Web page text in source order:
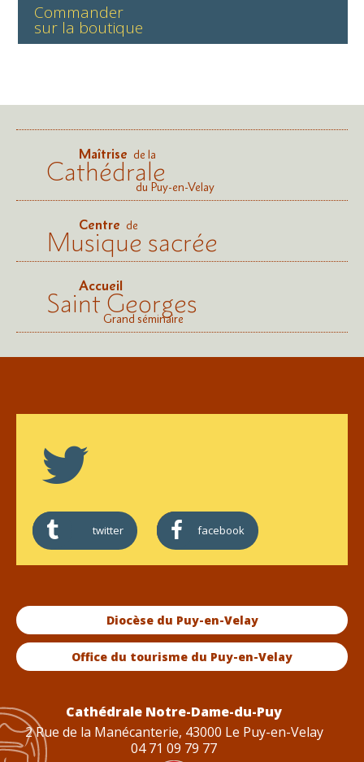
Commander
sur la boutique
Maîtrise de la
Cathédraledu Puy-en-Velay
Centre de
Musique sacrée
Accueil
Saint Georges
Grand séminaire
twitter facebook
Diocèse du Puy-en-Velay
Office du tourisme du Puy-en-Velay
Cathédrale Notre-Dame-du-Puy
2 Rue de la Manécanterie, 43000 Le Puy-en-Velay
04 71 09 79 77